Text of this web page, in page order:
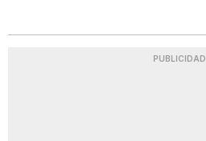
PUBLICIDAD